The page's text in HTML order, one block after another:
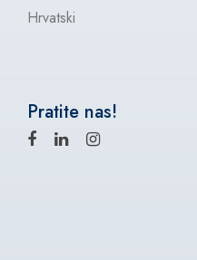
Hrvatski
Pratite nas!